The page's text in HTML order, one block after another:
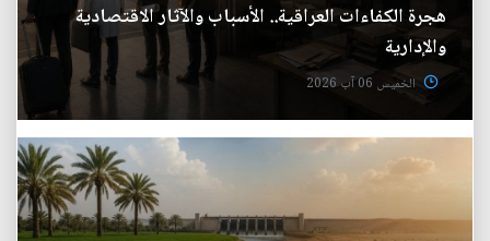
هجرة الكفاءات العراقية.. الأسباب والآثار الاقتصادية
والإدارية
الخميس 06 آب 2026